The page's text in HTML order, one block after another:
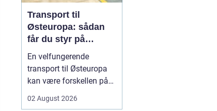
Transport til
Østeuropa: sådan
får du styr på
logistikken
En velfungerende
transport til Østeuropa
kan være forskellen på
dyre forsinkelser. Mange
02 August 2026